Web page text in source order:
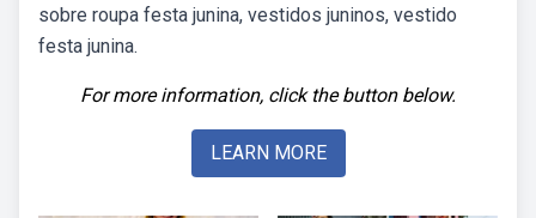
sobre roupa festa junina, vestidos juninos, vestido
festa junina.
For more information, click the button below.
LEARN MORE